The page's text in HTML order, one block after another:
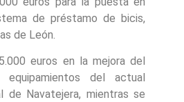
de préstamo de bicis,
de León.
euros en la mejora del
del actual
de Navatejera, mientras se